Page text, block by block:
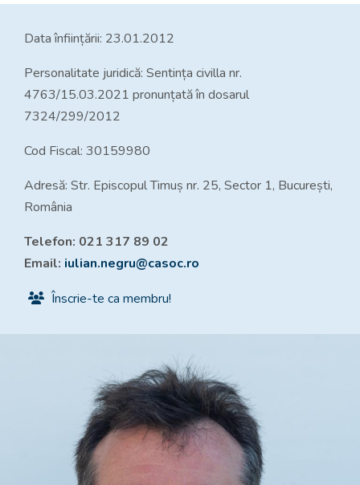
Data înființării: 23.01.2012
Personalitate juridică: Sentința civilla nr.
4763/15.03.2021 pronunțată în dosarul
7324/299/2012
Cod Fiscal: 30159980
Adresă: Str. Episcopul Timuș nr. 25, Sector 1, București,
România
Telefon: 021 317 89 02
Email: iulian.negru@casoc.ro
Înscrie-te ca membru!